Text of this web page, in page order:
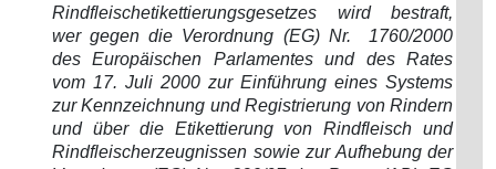
Rindfleischetikettierungsgesetzes wird bestraft,
wer gegen die Verordnung (EG) Nr. 1760/2000
des Europäischen Parlamentes und des Rates
vom 17. Juli 2000 zur Einführung eines Systems
zur Kennzeichnung und Registrierung von Rindern
und über die Etikettierung von Rindfleisch und
Rindfleischerzeugnissen sowie zur Aufhebung der